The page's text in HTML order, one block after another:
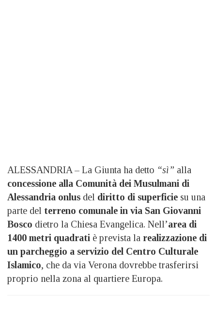
ALESSANDRIA – La Giunta ha detto “sì” alla
concessione alla Comunità dei Musulmani di
Alessandria onlus del diritto di superficie su una
parte del terreno comunale in via San Giovanni
Bosco dietro la Chiesa Evangelica. Nell’area di
1400 metri quadrati è prevista la realizzazione di
un parcheggio a servizio del Centro Culturale
Islamico, che da via Verona dovrebbe trasferirsi
proprio nella zona al quartiere Europa.